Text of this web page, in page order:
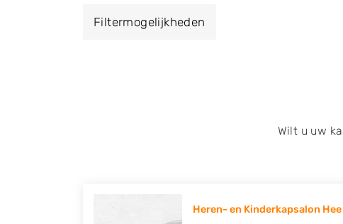
zuid, west en het centrum) van Sittard.
Filtermogelijkheden
Wilt u uw
Heren- en Kinderkapsalon Hee